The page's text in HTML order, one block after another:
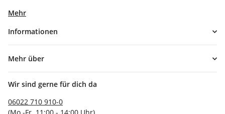
Mehr
Informationen
Mehr über
Wir sind gerne für dich da
06022 710 910-0